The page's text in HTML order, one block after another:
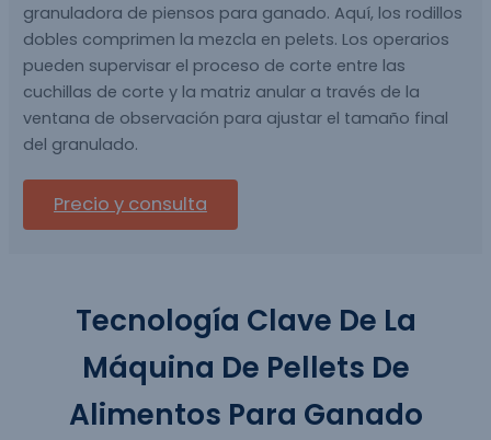
granuladora de piensos para ganado. Aquí, los rodillos
dobles comprimen la mezcla en pelets. Los operarios
pueden supervisar el proceso de corte entre las
cuchillas de corte y la matriz anular a través de la
ventana de observación para ajustar el tamaño final
del granulado.
Precio y consulta
Tecnología Clave De La
Máquina De Pellets De
Alimentos Para Ganado